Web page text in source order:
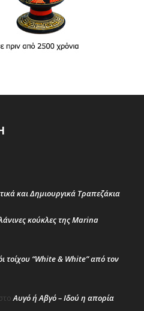
και Δημιουργικά Τραπεζάκια
κούκλες της Marina
τοίχου “White & White” από τον
Αυγό ή Αβγό – Ιδού η απορία